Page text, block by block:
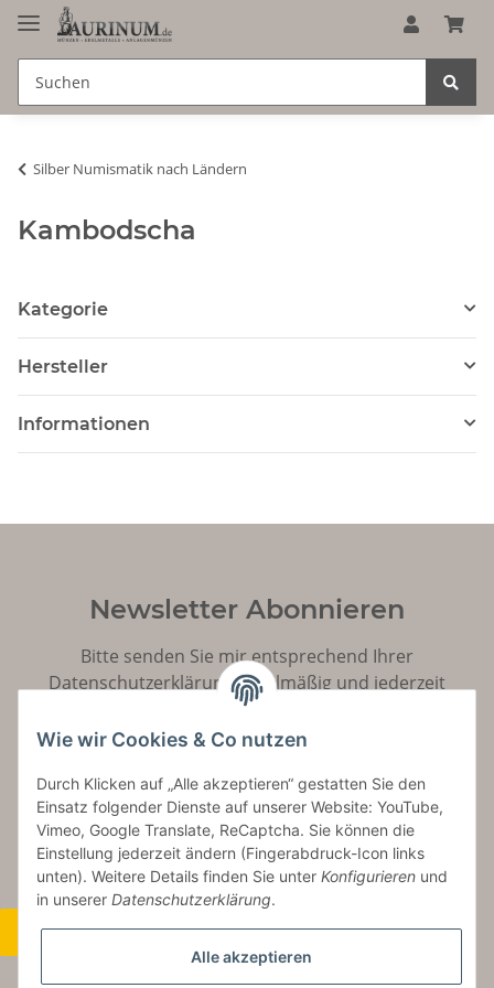
Silber Numismatik nach Ländern
Kambodscha
Kategorie
Hersteller
Informationen
Newsletter Abonnieren
Bitte senden Sie mir entsprechend Ihrer
Datenschutzerklärungregelmäßig und jederzeit
widerruflich Informationen zu Ihrem Produktsortiment
per E-Mail zu.
Abonnieren
Widerrufsbutton
Wie wir Cookies & Co nutzen
Durch Klicken auf „Alle akzeptieren“ gestatten Sie den
Einsatz folgender Dienste auf unserer Website: YouTube,
Vimeo, Google Translate, ReCaptcha. Sie können die
Einstellung jederzeit ändern (Fingerabdruck-Icon links
unten). Weitere Details finden Sie unter Konfigurieren und
in unserer Datenschutzerklärung.
Alle akzeptieren